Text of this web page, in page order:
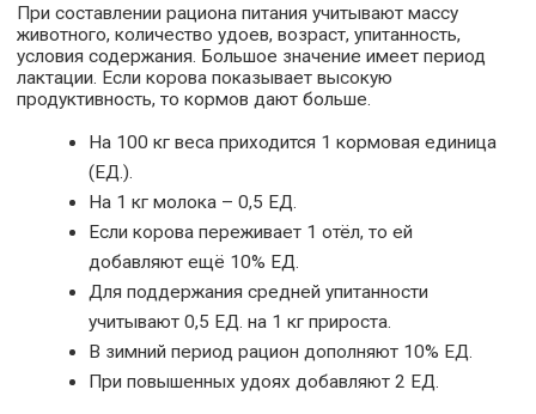
При составлении рациона питания учитывают массу
животного, количество удоев, возраст, упитанность,
условия содержания. Большое значение имеет период
лактации. Если корова показывает высокую
продуктивность, то кормов дают больше.
На 100 кг веса приходится 1 кормовая единица
(ЕД.).
На 1 кг молока – 0,5 ЕД.
Если корова переживает 1 отёл, то ей
добавляют ещё 10% ЕД.
Для поддержания средней упитанности
учитывают 0,5 ЕД. на 1 кг прироста.
В зимний период рацион дополняют 10% ЕД.
При повышенных удоях добавляют 2 ЕД.